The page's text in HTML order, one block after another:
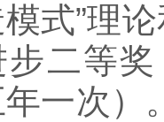
式”理
步二等
年一次